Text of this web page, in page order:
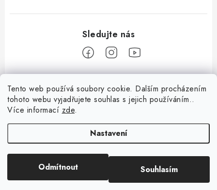
Tento web používá soubory cookie. Dalším procházením
tohoto webu vyjadřujete souhlas s jejich používáním..
Více informací zde.
Nastavení
Odmítnout Souhlasím
Z
Informace pro vás
KONTAKTY
BLOG
Vytvořil Shoptet
Copyright 2026Huml Music . Všechna práva vyhrazena.